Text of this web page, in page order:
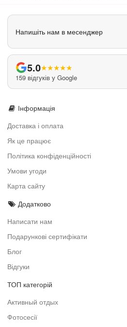
Напишіть нам в месенджер
5.0★★★★★
159 відгуків у Google
Інформація
Доставка і оплата
Як це працює
Політика конфіденційності
Умови угоди
Карта сайту
Додатково
Написати нам
Подарункові сертифікати
Блог
Відгуки
ТОП категорій
Активный отдых
Фотосесії